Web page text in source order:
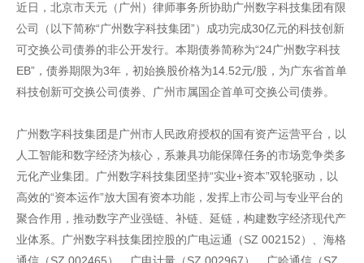
近日，北京市天元（广州）律师事务所协助广州数字科技集团有限
公司（以下简称“广州数字科技集团”）成功完成30亿元的科技创新
可交换公司债券的非公开发行。本期债券简称为“24广州数字科技
EB”，债券期限为3年，初始换股价格为14.52元/股，为广东省首单
科技创新可交换公司债券、广州市属国企首单可交换公司债券。
广州数字科技集团是广州市人民政府授权的国有资产运营平台，以
人工智能和数字经济为核心，系兼具功能保障任务的市场竞争类多
元化产业集团。广州数字科技集团坚持“实业+资本”双轮驱动，以
高效的“资本运作”放大国有资本功能，发挥上市公司与专业平台的
聚合作用，推动数字产业强链、补链、延链，构建数字经济现代产
业体系。广州数字科技集团控股的广电运通（SZ 002152）、海格